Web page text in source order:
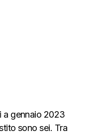
a gennaio 2023
sono sei. Tra